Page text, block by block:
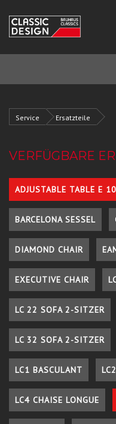
Service Ersatzteile
VERFÜGBARE
ADJUSTABLE TABLE E
BARCELONA SESSEL
DIAMOND CHAIR
EXECUTIVE CHAIR
LC 22 SOFA 2-SITZER
LC 32 SOFA 2-SITZER
LC1 BASCULANT
LC4 CHAISE LONGUE